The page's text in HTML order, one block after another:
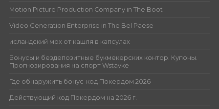
Motion Picture Production Company in The Boot
Video Generation Enterprise in The Bel Paese
исландский мох от кашля в капсулах
Бонусы и бездепозитные букмекерских контор. Купоны.
Прогнозирования на спорт Wstavke
Где обнаружить бонус-код Покердом 2026
Действующий код Покердом на 2026 г.